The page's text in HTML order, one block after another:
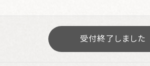
受付終了しました